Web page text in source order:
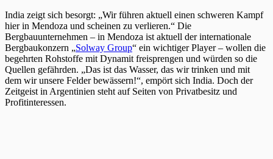
India zeigt sich besorgt: „Wir führen aktuell einen schweren Kampf
hier in Mendoza und scheinen zu verlieren.“ Die
Bergbauunternehmen – in Mendoza ist aktuell der internationale
Bergbaukonzern „Solway Group“ ein wichtiger Player – wollen die
begehrten Rohstoffe mit Dynamit freisprengen und würden so die
Quellen gefährden. „Das ist das Wasser, das wir trinken und mit
dem wir unsere Felder bewässern!“, empört sich India. Doch der
Zeitgeist in Argentinien steht auf Seiten von Privatbesitz und
Profitinteressen.